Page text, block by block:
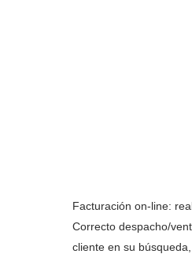
Facturación on-line:
Correcto despacho/
cliente en su